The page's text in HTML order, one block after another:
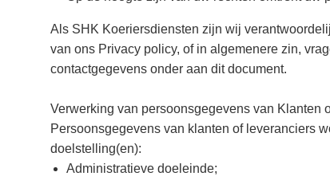
Als SHK Koeriersdiensten zijn wij
van ons Privacy policy, of in algemenere zin,
contactgegevens onder aan dit document.
Verwerking van persoonsgegevens van Klanten
Persoonsgegevens van klanten of leveranciers
doelstelling(en):
Administratieve doeleinde;